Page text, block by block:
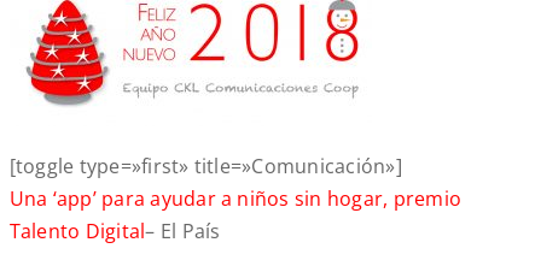
[toggle type=»first» title=»Comunicación»]
Una ‘app’ para ayudar a niños sin hogar, premio
Talento Digital– El País